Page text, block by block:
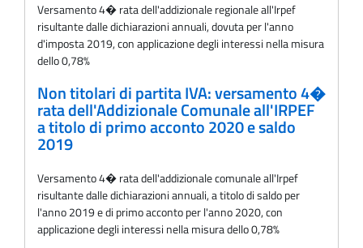
Versamento 4� rata dell'addizionale regionale all'Irpef
risultante dalle dichiarazioni annuali, dovuta per l'anno
d'imposta 2019, con applicazione degli interessi nella misura
dello 0,78%
Non titolari di partita IVA: versamento 4�
rata dell'Addizionale Comunale all'IRPEF
a titolo di primo acconto 2020 e saldo
2019
Versamento 4� rata dell'addizionale comunale all'Irpef
risultante dalle dichiarazioni annuali, a titolo di saldo per
l'anno 2019 e di primo acconto per l'anno 2020, con
applicazione degli interessi nella misura dello 0,78%